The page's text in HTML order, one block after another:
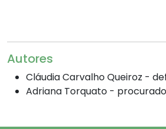
Autores
Cláudia Carvalho Queiroz -
Adriana Torquato -